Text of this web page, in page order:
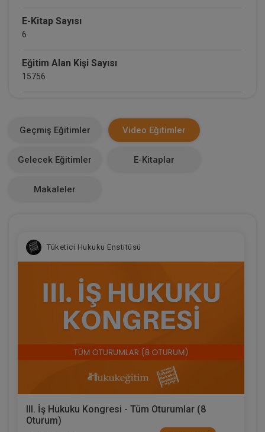
E-Kitap Sayısı
6
Eğitim Alan Kişi Sayısı
15756
0
Geçmiş Eğitimler Video Eğitimler
Gelecek Eğitimler E-Kitaplar
Makaleler
Tüketici Hukuku Enstitüsü
III. İş Hukuku Kongresi - Tüm Oturumlar (8
Oturum)